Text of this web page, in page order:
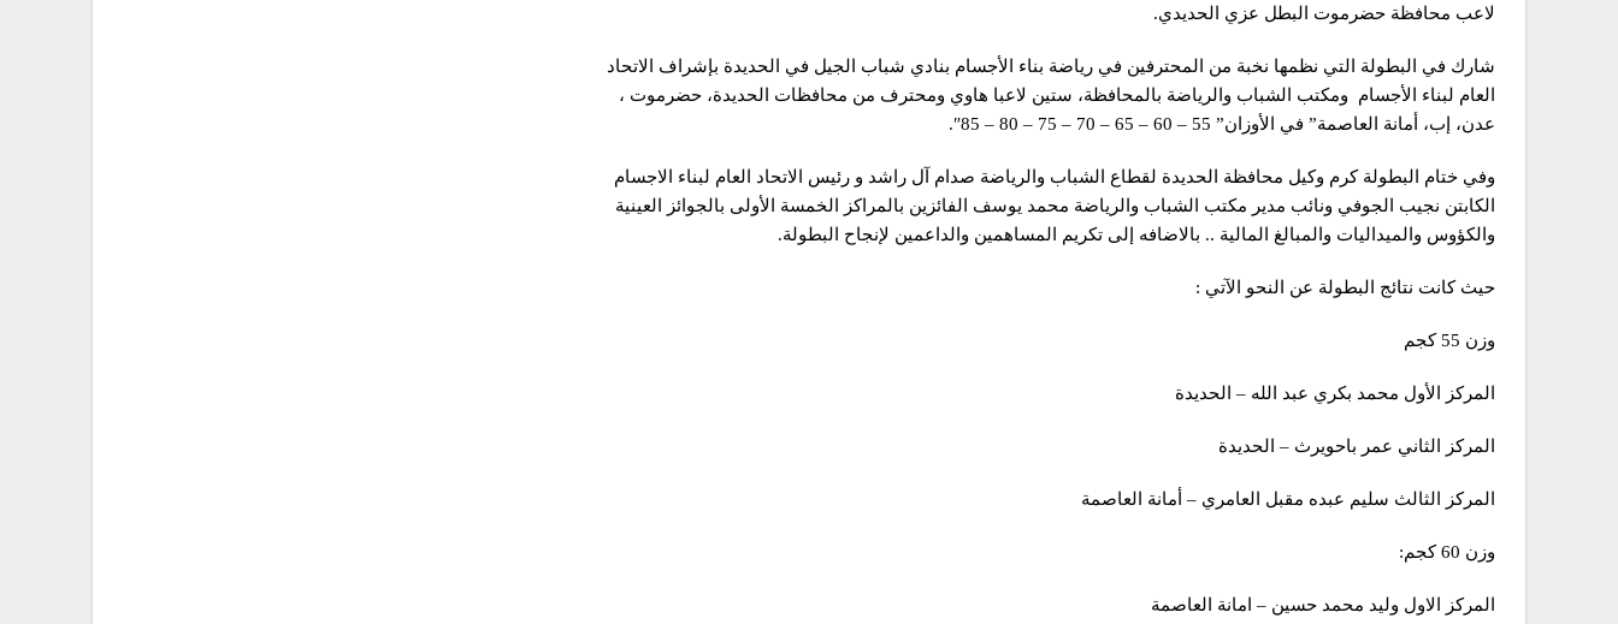
لاعب محافظة حضرموت البطل عزي الحديدي.
شارك في البطولة التي نظمها نخبة من المحترفين في رياضة بناء الأجسام بنادي شباب الجيل في الحديدة بإشراف الاتحاد
العام لبناء الأجسام ومكتب الشباب والرياضة بالمحافظة، ستين لاعبا هاوي ومحترف من محافظات الحديدة، حضرموت ،
عدن، إب، أمانة العاصمة” في الأوزان” 55 – 60 – 65 – 70 – 75 – 80 – 85″.
وفي ختام البطولة كرم وكيل محافظة الحديدة لقطاع الشباب والرياضة صدام آل راشد و رئيس الاتحاد العام لبناء الاجسام
الكابتن نجيب الجوفي ونائب مدير مكتب الشباب والرياضة محمد يوسف الفائزين بالمراكز الخمسة الأولى بالجوائز العينية
والكؤوس والميداليات والمبالغ المالية .. بالاضافه إلى تكريم المساهمين والداعمين لإنجاح البطولة.
حيث كانت نتائج البطولة عن النحو الآتي :
وزن 55 كجم
المركز الأول محمد بكري عبد الله – الحديدة
المركز الثاني عمر باحويرث – الحديدة
المركز الثالث سليم عبده مقبل العامري – أمانة العاصمة
وزن 60 كجم:
المركز الاول وليد محمد حسين – امانة العاصمة